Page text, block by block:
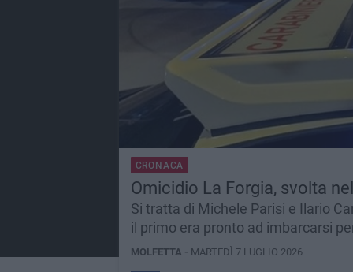
CRONACA
Omicidio La Forgia, svolta
Si tratta di Michele Parisi e Ilario
il primo era pronto ad imbarcarsi
MOLFETTA - MARTEDÌ 7 LUGLIO 2026